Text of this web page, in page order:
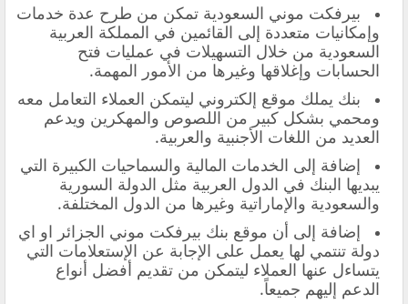
بيرفكت موني السعودية تمكن من طرح عدة خدمات
وإمكانيات متعددة إلى القائمين في المملكة العربية
السعودية من خلال التسهيلات في عمليات فتح
الحسابات وإغلاقها وغيرها من الأمور المهمة.
بنك يملك موقع إلكتروني ليتمكن العملاء التعامل معه
ومحمي بشكل كبير من اللصوص والمهكرين ويدعم
العديد من اللغات الأجنبية والعربية.
إضافة إلى الخدمات المالية والسماحيات الكبيرة التي
يبديها البنك في الدول العربية مثل الدولة السورية
والسعودية والإماراتية وغيرها من الدول المختلفة.
إضافة إلى أن موقع بنك بيرفكت موني الجزائر او اي
دولة تنتمي لها يعمل على الإجابة عن الإستعلامات التي
يتساءل عنها العملاء ليتمكن من تقديم أفضل أنواع
الدعم إليهم جميعاً.